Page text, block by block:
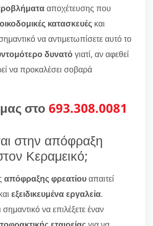
αποχέτευσης που
οικοδομικές κατασκευές και
να αντιμετωπίσετε αυτό το
δυνατόγιατί, αν αφεθεί
να προκαλέσει σοβαρά
στο 693.308.0081
στην απόφραξη
Κεραμεικό;
απόφραξης φρεατίουαπαιτεί
εξειδικευμένα εργαλεία.
να επιλέξετε έναν